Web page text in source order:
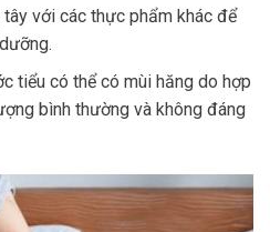
với các thực phẩm khác để
tiểu có thể có mùi hăng do hợp
bình thường và không đáng